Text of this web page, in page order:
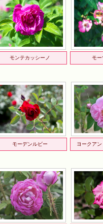
モンテカッシーノ モー
モーデンルビー ヨークア